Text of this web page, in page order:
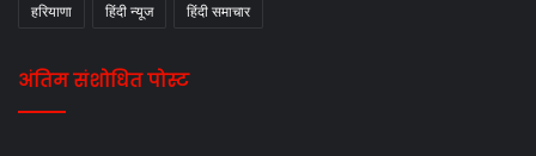
हरियाणा हिंदी न्यूज हिंदी समाचार
अंतिम संशोधित पोस्ट